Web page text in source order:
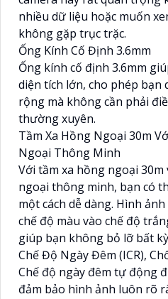
nhiều dữ liệu hoặc muốn
không gặp trục trặc.
Ống Kính Cố Định 3.6mm
Ống kính cố định 3.6mm
diện tích lớn, cho phép bạn
rộng mà không cần phải
thường xuyên.
Tầm Xa Hồng Ngoại 30m
Ngoại Thông Minh
Với tầm xa hồng ngoại
ngoại thông minh, bạn có
một cách dễ dàng. Hình
chế độ màu vào chế độ
giúp bạn không bỏ lỡ bất
Chế Độ Ngày Đêm (ICR),
Chế độ ngày đêm tự động
đảm bảo hình ảnh luôn rõ